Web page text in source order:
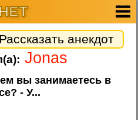
Рассказать анекдот
Jonas
вы занимаетесь в
- У...